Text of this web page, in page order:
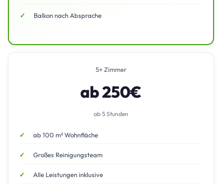
Balkon nach Absprache
5+ Zimmer
ab 250€
ab 5 Stunden
ab 100 m² Wohnfläche
Großes Reinigungsteam
Alle Leistungen inklusive